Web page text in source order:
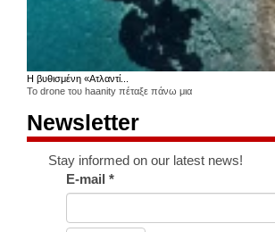
Η βυθισμένη «Ατλαντί...
Το drone του haanity πέταξε πάνω μια
Newsletter
Stay informed on our latest news!
E-mail*